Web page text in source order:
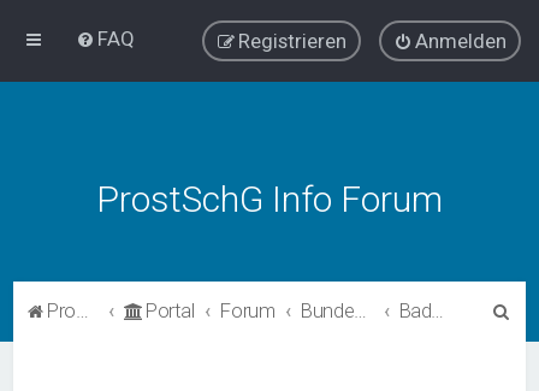
FAQ Anmelden
Registrieren
ProstSchG Info Forum
ProstSchG Portal Forum Bundesländer - Umsetzung und Erfahrungen mit ProstSchG Baden-Württemberg